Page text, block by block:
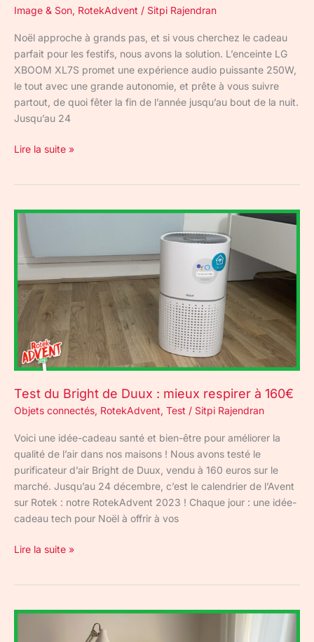
Image & Son, RotekAdvent / Sitpi Rajendran
Noël approche à grands pas, et si vous cherchez le cadeau
parfait pour les festifs, nous avons la solution. L’enceinte LG
XBOOM XL7S promet une expérience audio puissante 250W,
le tout avec une grande autonomie, et prête à vous suivre
partout, de quoi fêter la fin de l’année jusqu’au bout de la nuit.
Jusqu’au 24
Lire la suite »
Test du Bright de Duux : mieux respirer à 160€
Objets connectés, RotekAdvent, Test / Sitpi Rajendran
Voici une idée-cadeau santé et bien-être pour améliorer la
qualité de l’air dans nos maisons ! Nous avons testé le
purificateur d’air Bright de Duux, vendu à 160 euros sur le
marché. Jusqu’au 24 décembre, c’est le calendrier de l’Avent
sur Rotek : notre RotekAdvent 2023 ! Chaque jour : une idée-
cadeau tech pour Noël à offrir à vos
Test
Bright
de
Duux
mieux
160€
Lire la suite »
Bureau